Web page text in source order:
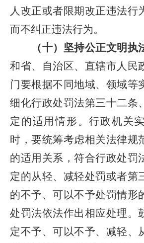
人改正或者限期改正违法行
而不纠正违法行为。
（十）坚持公正文明执
和省、自治区、直辖市人民
门要根据不同地域、领域等
细化行政处罚法第三十二条
定的适用情形。行政机关
时，要统筹考虑相关法律规
的适用关系，符合行政处罚
定的从轻、减轻处罚或者第
的不予、可以不予处罚情形
处罚法依法作出相应处理。
定不予、可以不予、减轻、